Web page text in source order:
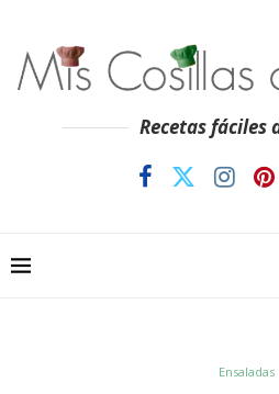
Recetas fáciles
Ensaladas